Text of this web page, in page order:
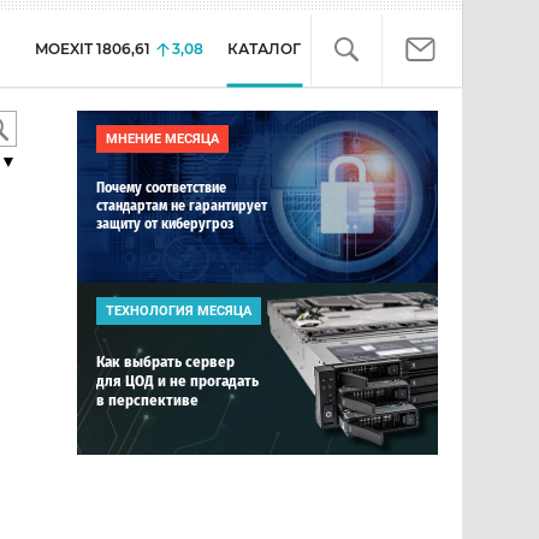
MOEXIT 1806,61 3,08 КАТАЛОГ
МНЕНИЕ МЕСЯЦА
Почему соответствие
стандартам не гарантирует
защиту от киберугроз
ТЕХНОЛОГИЯ МЕСЯЦА
Как выбрать сервер
для ЦОД и не прогадать
в перспективе